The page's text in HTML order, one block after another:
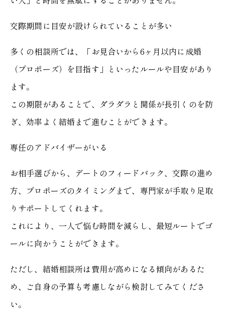
交際期間に目安が設けられていることが多い
多くの相談所では、「お見合いから6ヶ月以内に成婚
（プロポーズ）を目指す」といったルールや目安があり
ます。
この期限があることで、ダラダラと関係が長引くのを防
ぎ、効率よく結婚まで進むことができます。
専任のアドバイザーがいる
お相手選びから、デートのフィードバック、交際の進め
方、プロポーズのタイミングまで、専門家が手取り足取
りサポートしてくれます。
これにより、一人で悩む時間を減らし、最短ルートでゴ
ールに向かうことができます。
ただし、結婚相談所は費用が高めになる傾向があるた
め、ご自身の予算も考慮しながら検討してみてくださ
い。